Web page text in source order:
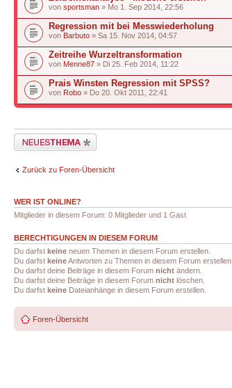
von sportsman » Mo 1. Sep 2014, 22:56
Regression mit bei Messwiederholung
von Barbuto » Sa 15. Nov 2014, 04:57
Zeitreihe Wurzeltransformation
von Menne87 » Di 25. Feb 2014, 11:22
Prais Winsten Regression mit SPSS?
von Robo » Do 20. Okt 2011, 22:41
Neues Thema erstellen
Zurück zu Foren-Übersicht
WER IST ONLINE?
Mitglieder in diesem Forum: 0 Mitglieder und 1 Gast
BERECHTIGUNGEN IN DIESEM FORUM
Du darfst keine neuen Themen in diesem Forum erstellen.
Du darfst keineAntworten zu Themen in diesem Forum erstellen.
Du darfst deine Beiträge in diesem Forum nicht ändern.
Du darfst deine Beiträge in diesem Forum nicht löschen.
Du darfst keine Dateianhänge in diesem Forum erstellen.
Foren-Übersicht